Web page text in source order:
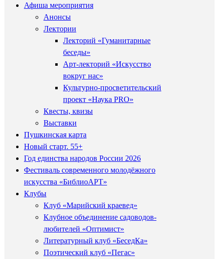
Афиша мероприятия
Анонсы
Лектории
Лекторий «Гуманитарные
беседы»
Арт-лекторий «Искусство
вокруг нас»
Культурно-просветительский
проект «Наука PRO»
Квесты, квизы
Выставки
Пушкинская карта
Новый старт. 55+
Год единства народов России 2026
Фестиваль современного молодёжного
искусства «БиблиоАРТ»
Клубы
Клуб «Марийский краевед»
Клубное объединение садоводов-
любителей «Оптимист»
Литературный клуб «БеседКа»
Поэтический клуб «Пегас»